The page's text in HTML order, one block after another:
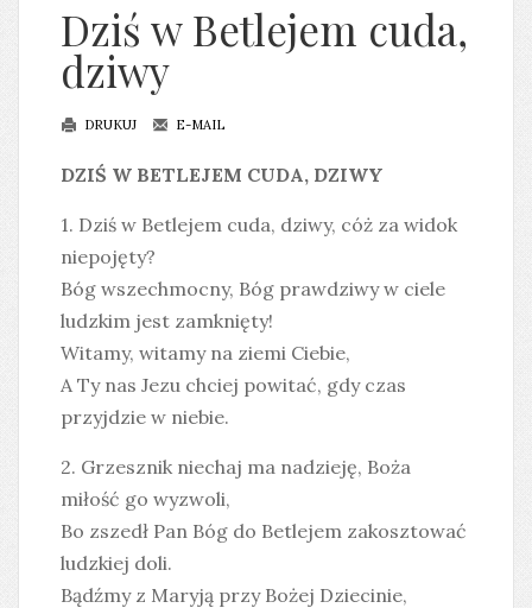
Dziś w Betlejem cuda,
dziwy
DRUKUJ E-MAIL
DZIŚ W BETLEJEM CUDA, DZIWY
1. Dziś w Betlejem cuda, dziwy, cóż za widok
niepojęty?
Bóg wszechmocny, Bóg prawdziwy w ciele
ludzkim jest zamknięty!
Witamy, witamy na ziemi Ciebie,
A Ty nas Jezu chciej powitać, gdy czas
przyjdzie w niebie.
2. Grzesznik niechaj ma nadzieję, Boża
miłość go wyzwoli,
Bo zszedł Pan Bóg do Betlejem zakosztować
ludzkiej doli.
Bądźmy z Maryją przy Bożej Dziecinie,